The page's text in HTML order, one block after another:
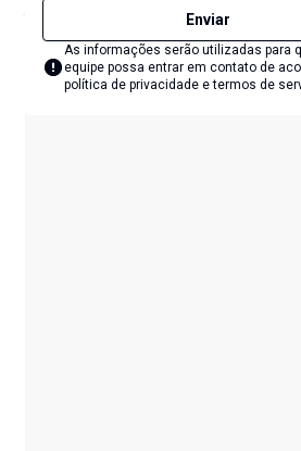
Enviar
As informações serão utilizadas para
equipe possa entrar em contato de
política de privacidade e termos de